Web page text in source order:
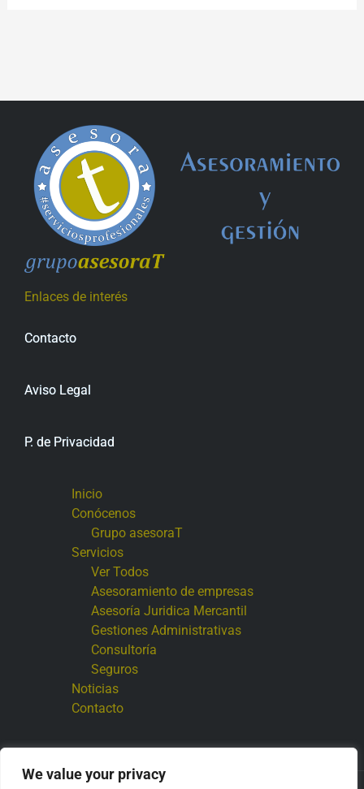
We value your privacy
Enlaces de interés
Contacto
Aviso Legal
P. de Privacidad
Inicio
Conócenos
Grupo asesoraT
Servicios
Ver Todos
Asesoramiento de empresas
Asesoría Juridica Mercantil
Gestiones Administrativas
Consultoría
Seguros
Noticias
Contacto